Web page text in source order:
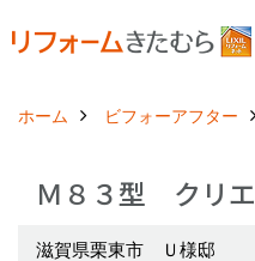
ホーム ビフォーアフター
Ｍ８３型 クリ
滋賀県栗東市 Ｕ様邸